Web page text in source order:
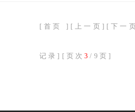
[首页 ][ 上一页 ][下一页
记录][页次3/9页]